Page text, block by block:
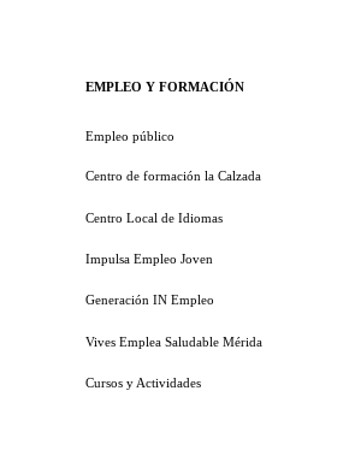
EMPLEO Y FORMACIÓN
Empleo público
Centro de formación la Calzada
Centro Local de Idiomas
Impulsa Empleo Joven
Generación IN Empleo
Vives Emplea Saludable Mérida
Cursos y Actividades